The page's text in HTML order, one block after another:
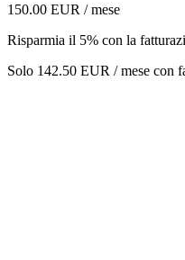
150.00 EUR / mese
Risparmia il 5% con la
Solo 142.50 EUR / mese con